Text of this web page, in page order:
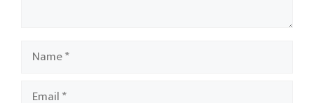
Name
Email